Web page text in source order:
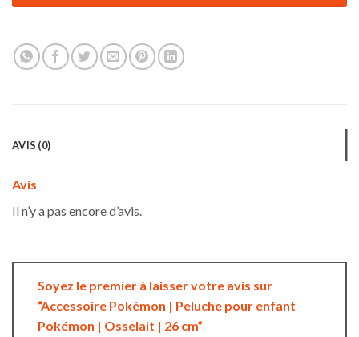
AVIS (0)
Avis
Il n’y a pas encore d’avis.
Soyez le premier à laisser votre avis sur
“Accessoire Pokémon | Peluche pour enfant
Pokémon | Osselait | 26 cm”